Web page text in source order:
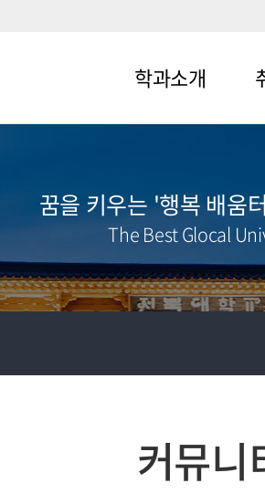
학과소개
메뉴1-2
꿈을 키우는 '행복 배움
The Best Glocal
커뮤니